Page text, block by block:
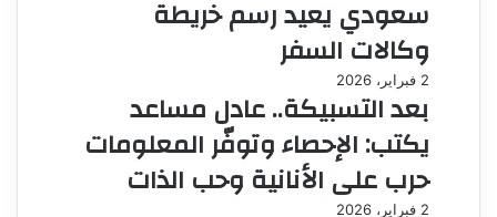
سعودي يعيد رسم خريطة
وكالات السفر
2 فبراير، 2026
بعد التسبيكة.. عادل مساعد
يكتب: الإحصاء وتوفّر المعلومات
حرب على الأنانية وحب الذات
2 فبراير، 2026